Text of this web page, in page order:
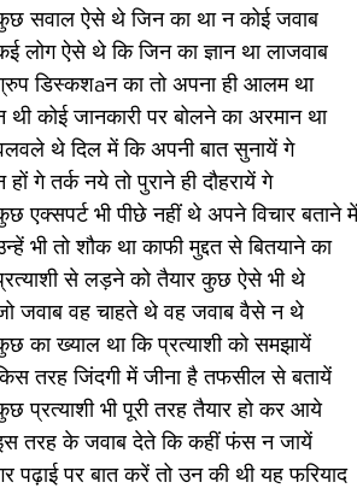
सवाल ऐसे थे जिन का था न कोई जवाब
लोग ऐसे थे कि जिन का ज्ञान था लाजवाब
डिस्कशaन का तो अपना ही आलम था
थी कोई जानकारी पर बोलने का अरमान था
थे दिल में कि अपनी बात सुनायें गे
हों गे तर्क नये तो पुराने ही दौहरायें गे
एक्सपर्ट भी पीछे नहीं थे अपने विचार बताने
भी तो शौक था काफी मुद्दत से बितयाने का
से लड़ने को तैयार कुछ ऐसे भी थे
जवाब वह चाहते थे वह जवाब वैसे न थे
का ख्याल था कि प्रत्याशी को समझायें
तरह जिंदगी में जीना है तफसील से बतायें
प्रत्याशी भी पूरी तरह तैयार हो कर आये
तरह के जवाब देते कि कहीं फंस न जायें
पढ़ाई पर बात करें तो उन की थी यह फरियाद